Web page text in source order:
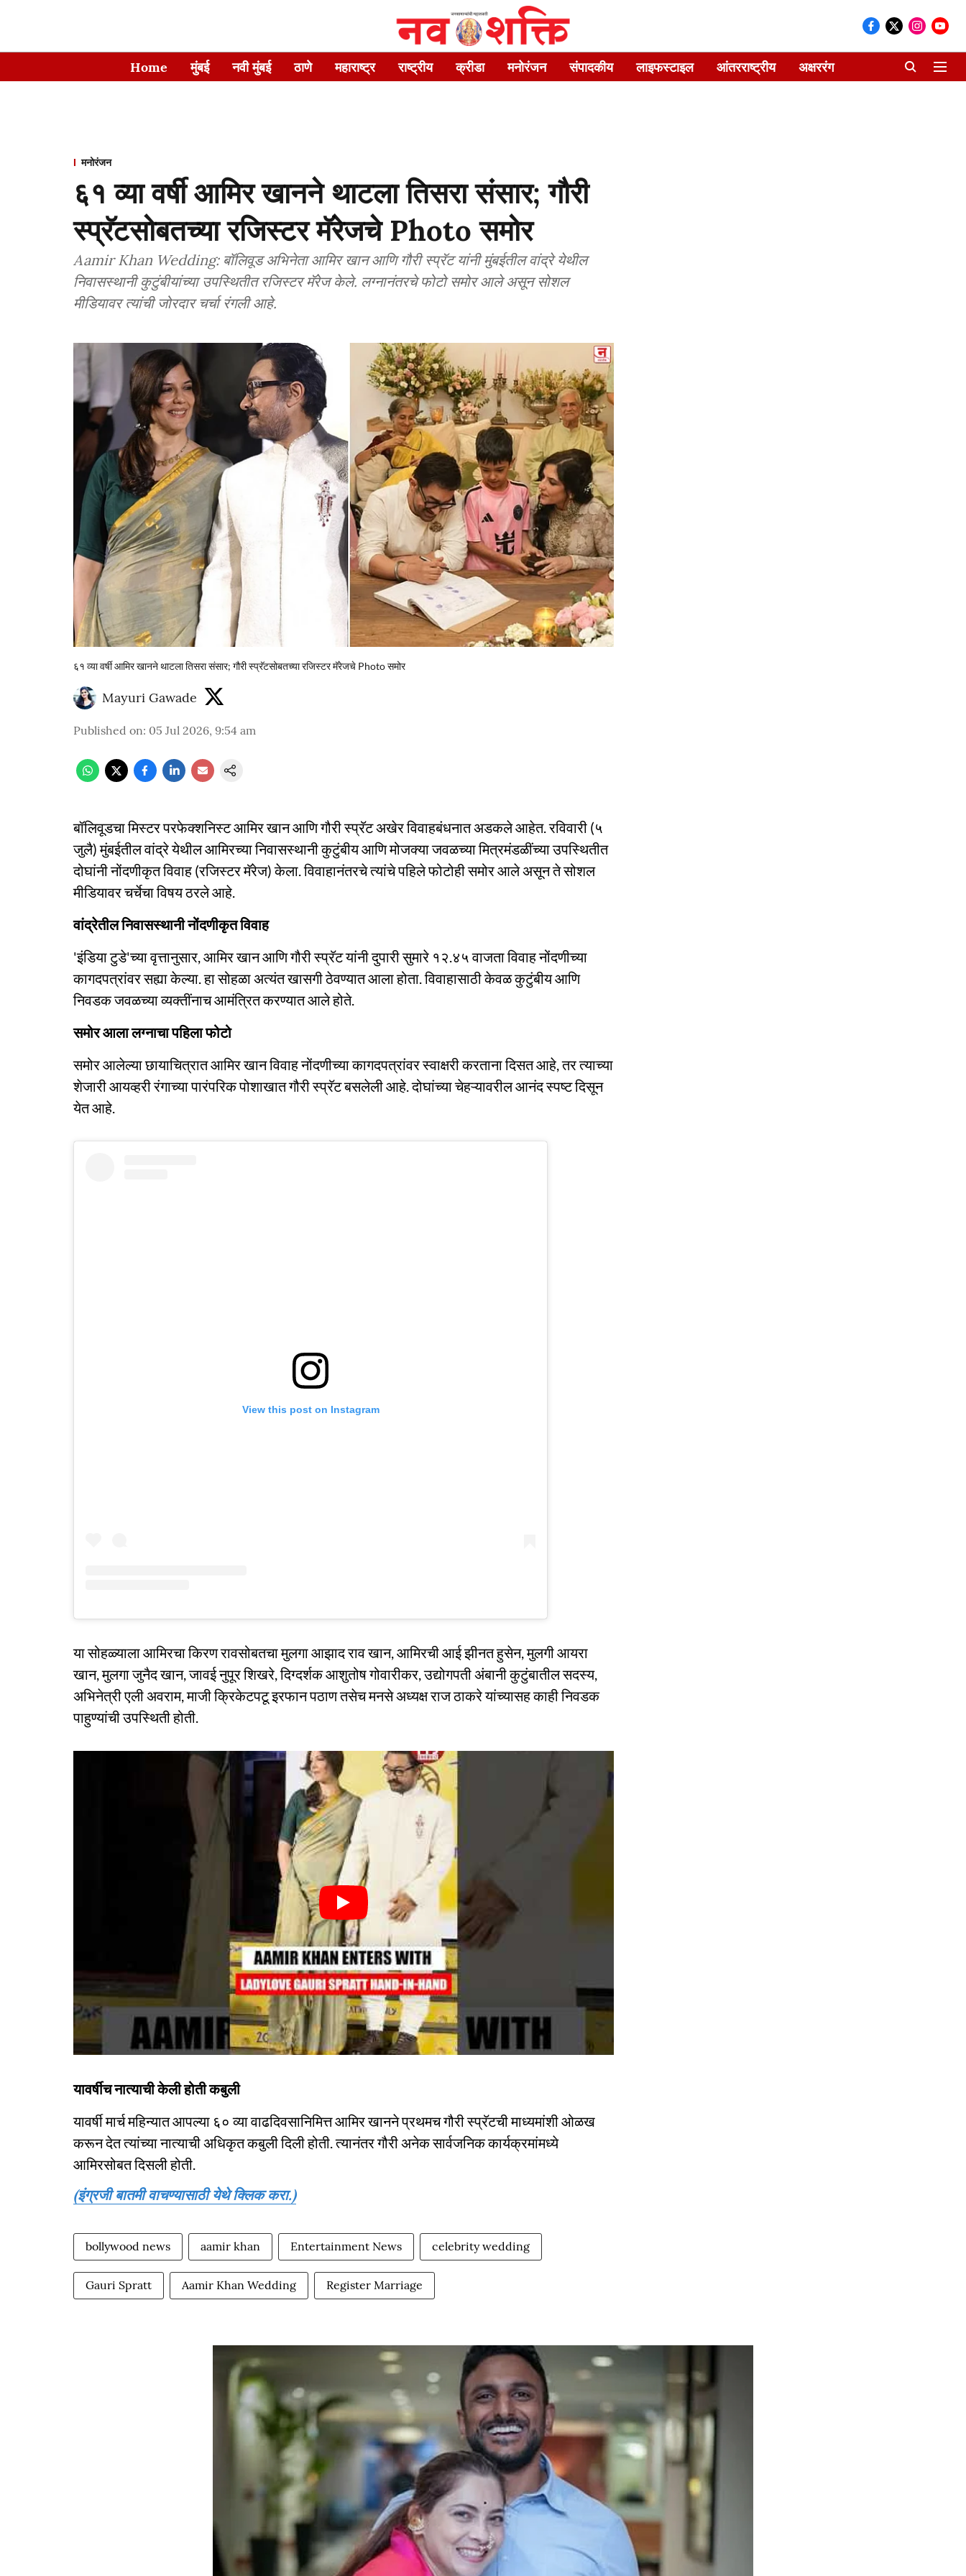
Home मुंबई नवी मुंबई ठाणे महाराष्ट्र राष्ट्रीय क्रीडा मनोरंजन संपादकीय लाइफस्टाइल आंतरराष्ट्रीय अक्षररंग
मनोरंजन
६१ व्या वर्षी आमिर खानने थाटला तिसरा संसार; गौरी
स्प्रॅटसोबतच्या रजिस्टर मॅरेजचे Photo समोर
Aamir Khan Wedding: बॉलिवूड अभिनेता आमिर खान आणि गौरी स्प्रॅट यांनी मुंबईतील वांद्रे येथील
निवासस्थानी कुटुंबीयांच्या उपस्थितीत रजिस्टर मॅरेज केले. लग्नानंतरचे फोटो समोर आले असून सोशल
मीडियावर त्यांची जोरदार चर्चा रंगली आहे.
६१ व्या वर्षी आमिर खानने थाटला तिसरा संसार; गौरी स्प्रॅटसोबतच्या रजिस्टर मॅरेजचे Photo समोर
Mayuri Gawade
Published on: 05 Jul 2026, 9:54 am
बॉलिवूडचा मिस्टर परफेक्शनिस्ट आमिर खान आणि गौरी स्प्रॅट अखेर विवाहबंधनात अडकले आहेत. रविवारी (५
जुलै) मुंबईतील वांद्रे येथील आमिरच्या निवासस्थानी कुटुंबीय आणि मोजक्या जवळच्या मित्रमंडळींच्या उपस्थितीत
दोघांनी नोंदणीकृत विवाह (रजिस्टर मॅरेज) केला. विवाहानंतरचे त्यांचे पहिले फोटोही समोर आले असून ते सोशल
मीडियावर चर्चेचा विषय ठरले आहे.
वांद्रेतील निवासस्थानी नोंदणीकृत विवाह
'इंडिया टुडे'च्या वृत्तानुसार, आमिर खान आणि गौरी स्प्रॅट यांनी दुपारी सुमारे १२.४५ वाजता विवाह नोंदणीच्या
कागदपत्रांवर सह्या केल्या. हा सोहळा अत्यंत खासगी ठेवण्यात आला होता. विवाहासाठी केवळ कुटुंबीय आणि
निवडक जवळच्या व्यक्तींनाच आमंत्रित करण्यात आले होते.
समोर आला लग्नाचा पहिला फोटो
समोर आलेल्या छायाचित्रात आमिर खान विवाह नोंदणीच्या कागदपत्रांवर स्वाक्षरी करताना दिसत आहे, तर त्याच्या
शेजारी आयव्हरी रंगाच्या पारंपरिक पोशाखात गौरी स्प्रॅट बसलेली आहे. दोघांच्या चेहऱ्यावरील आनंद स्पष्ट दिसून
येत आहे.
View this post on Instagram
या सोहळ्याला आमिरचा किरण रावसोबतचा मुलगा आझाद राव खान, आमिरची आई झीनत हुसेन, मुलगी आयरा
खान, मुलगा जुनैद खान, जावई नुपूर शिखरे, दिग्दर्शक आशुतोष गोवारीकर, उद्योगपती अंबानी कुटुंबातील सदस्य,
अभिनेत्री एली अवराम, माजी क्रिकेटपटू इरफान पठाण तसेच मनसे अध्यक्ष राज ठाकरे यांच्यासह काही निवडक
पाहुण्यांची उपस्थिती होती.
यावर्षीच नात्याची केली होती कबुली
यावर्षी मार्च महिन्यात आपल्या ६० व्या वाढदिवसानिमित्त आमिर खानने प्रथमच गौरी स्प्रॅटची माध्यमांशी ओळख
करून देत त्यांच्या नात्याची अधिकृत कबुली दिली होती. त्यानंतर गौरी अनेक सार्वजनिक कार्यक्रमांमध्ये
आमिरसोबत दिसली होती.
(इंग्रजी बातमी वाचण्यासाठी येथे क्लिक करा.)
bollywood news aamir khan Entertainment News celebrity wedding
Gauri Spratt Aamir Khan Wedding Register Marriage